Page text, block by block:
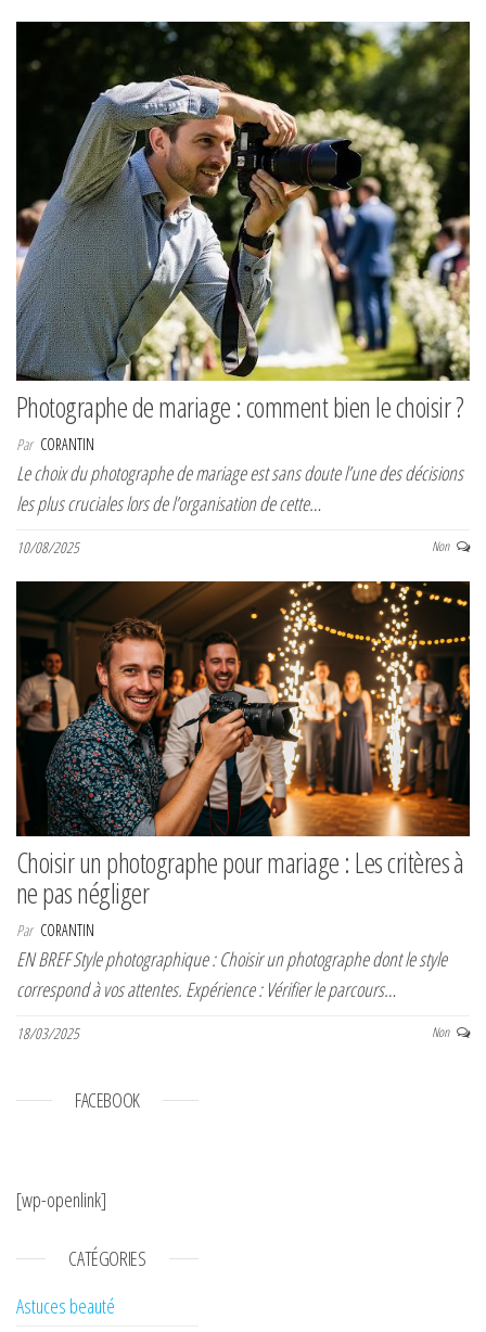
Photographe de mariage : comment bien le choisir ?
Par CORANTIN
Le choix du photographe de mariage est sans doute l’une des décisions
les plus cruciales lors de l’organisation de cette…
10/08/2025 Non
Choisir un photographe pour mariage : Les critères à
ne pas négliger
Par CORANTIN
EN BREF Style photographique : Choisir un photographe dont le style
correspond à vos attentes. Expérience : Vérifier le parcours…
18/03/2025 Non
FACEBOOK
[wp-openlink]
CATÉGORIES
Astuces beauté